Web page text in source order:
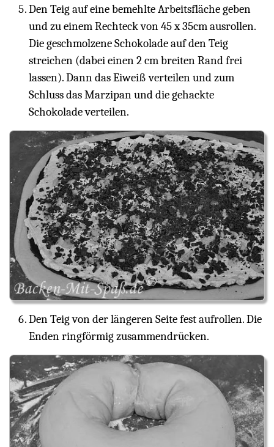
Den Teig auf eine bemehlte Arbeitsfläche geben
und zu einem Rechteck von 45 x 35cm ausrollen.
Die geschmolzene Schokolade auf den Teig
streichen (dabei einen 2 cm breiten Rand frei
lassen). Dann das Eiweiß verteilen und zum
Schluss das Marzipan und die gehackte
Schokolade verteilen.
Den Teig von der längeren Seite fest aufrollen. Die
Enden ringförmig zusammendrücken.